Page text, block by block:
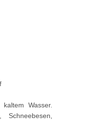
Wasser.